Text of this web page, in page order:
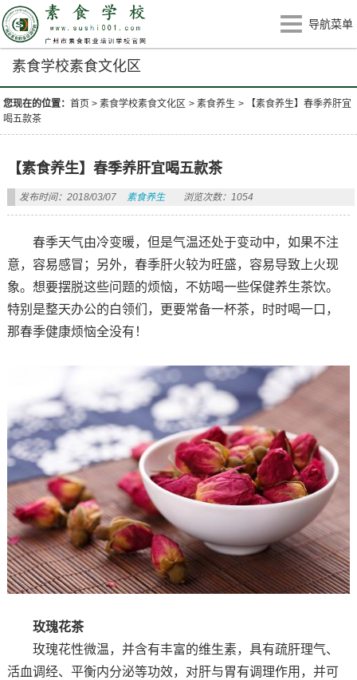
导航菜单
素食学校素食文化区
您现在的位置：首页 >素食学校素食文化区 >素食养生 >
【素食养生】春季养肝宜
喝五款茶
【素食养生】春季养肝宜喝五款茶
发布时间：2018/03/07 素食养生 浏览次数：1054
春季天气由冷变暖，但是气温还处于变动中，如果不注
意，容易感冒；另外，春季肝火较为旺盛，容易导致上火现
象。想要摆脱这些问题的烦恼，不妨喝一些保健养生茶饮。
特别是整天办公的白领们，更要常备一杯茶，时时喝一口，
那春季健康烦恼全没有！
玫瑰花茶
玫瑰花性微温，并含有丰富的维生素，具有疏肝理气、
活血调经、平衡内分泌等功效，对肝与胃有调理作用，并可